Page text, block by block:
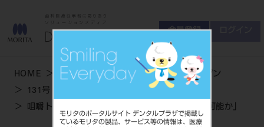
モリタのポータルサイト デンタルプラザで掲載し
ているモリタの製品、サービス等の情報は、医療
会員登録
HOME 学術・お役立ち情報
デンタルマガジン
131号 WINTER
咀嚼トレーニングガムの有効活用「叢生予防は可能か」
お問い合わせ
商品について
セミナーについて
友の会について
会員登録 ログイン